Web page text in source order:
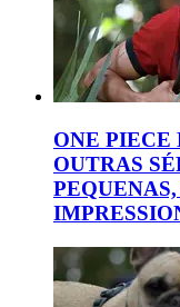
ONE PIECE
OUTRAS